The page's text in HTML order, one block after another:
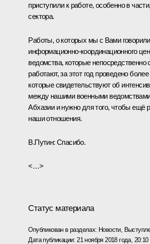
приступили к работе, особенно в
сектора.
Работы, о которых мы с Вами
информационно-координационного
ведомства, которые непосредственно
работают, за этот год проведено
которые свидетельствуют об
между нашими военными
Абхазии и нужно для того, чтобы ещё
наши отношения.
В.Путин: Спасибо.
<…>
Статус материала
Опубликован в разделах: Новости,
Дата публикации: 21 ноября 2018 года, 20:10